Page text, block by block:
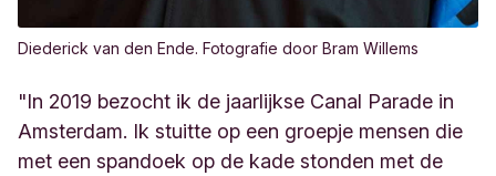
Diederick van den Ende. Fotografie door Bram Willems
"In 2019 bezocht ik de jaarlijkse Canal Parade in
Amsterdam. Ik stuitte op een groepje mensen die
met een spandoek op de kade stonden met de